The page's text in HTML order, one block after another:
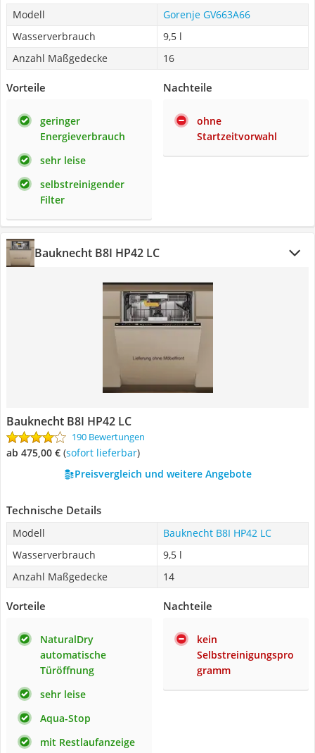
Modell
Gorenje GV663A66
Wasserverbrauch
9,5 l
Anzahl Maßgedecke
16
Vorteile
geringer
Energieverbrauch
sehr leise
selbstreinigender
Filter
Nachteile
ohne
Startzeitvorwahl
Bauknecht B8I HP42 LC
Bauknecht B8I HP42 LC
190 Bewertungen
ab 475,00 € ( Sofort lieferbar)
Preisvergleich und weitere Angebote
Technische Details
Modell
Bauknecht B8I HP42 LC
Wasserverbrauch
9,5 l
Anzahl Maßgedecke
14
Vorteile
NaturalDry
automatische
Türöffnung
sehr leise
Aqua-Stop
mit Restlaufanzeige
Nachteile
kein
Selbstreinigungspro
gramm